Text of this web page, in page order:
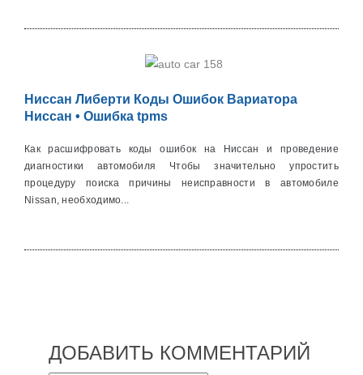
Ниссан Либерти Коды Ошибок Вариатора
Ниссан • Ошибка tpms
Как расшифровать коды ошибок на Ниссан и проведение
диагностики автомобиля Чтобы значительно упростить
процедуру поиска причины неисправности в автомобиле
Nissan, необходимо...
ДОБАВИТЬ КОММЕНТАРИЙ